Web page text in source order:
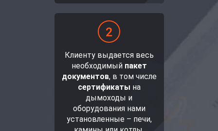
Клиенту выдается весь
необходимый пакет
документов, в том числе
сертификаты на
дымоходы и
оборудования нами
установленные – печи,